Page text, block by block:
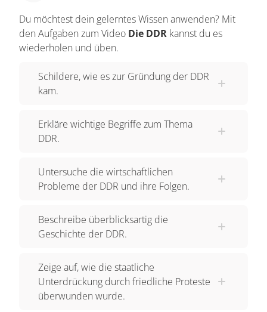
Du möchtest dein gelerntes Wissen anwenden? Mit
den Aufgaben zum Video Die DDR kannst du es
wiederholen und üben.
Schildere, wie es zur Gründung der DDR
kam.
Erkläre wichtige Begriffe zum Thema
DDR.
Untersuche die wirtschaftlichen
Probleme der DDR und ihre Folgen.
Beschreibe überblicksartig die
Geschichte der DDR.
Zeige auf, wie die staatliche
Unterdrückung durch friedliche Proteste
überwunden wurde.